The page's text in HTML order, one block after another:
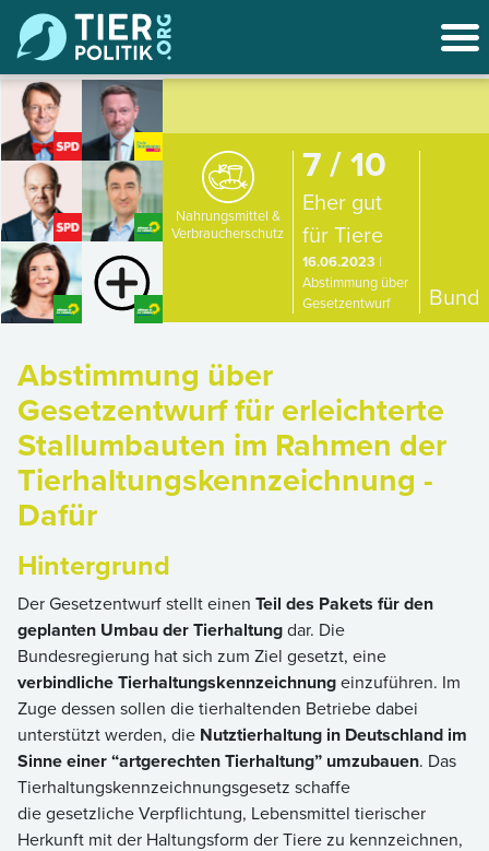
Nahrungsmittel &
Verbraucherschutz
7 / 10
Eher gut
für Tiere
16.06.2023 |
Abstimmung über
Gesetzentwurf
Bund
Abstimmung über
Gesetzentwurf für erleichterte
Stallumbauten im Rahmen der
Tierhaltungskennzeichnung -
Dafür
Hintergrund
Der Gesetzentwurf stellt einen Teil des Pakets für den
geplanten Umbau der Tierhaltungdar. Die
Bundesregierung hat sich zum Ziel gesetzt, eine
verbindliche Tierhaltungskennzeichnungeinzuführen. Im
Zuge dessen sollen die tierhaltenden Betriebe dabei
unterstützt werden, die Nutztierhaltung in Deutschland im
Sinne einer “artgerechten Tierhaltung” umzubauen. Das
Tierhaltungskennzeichnungsgesetz schaffe
die gesetzliche Verpflichtung, Lebensmittel tierischer
Herkunft mit der Haltungsform der Tiere zu kennzeichnen,